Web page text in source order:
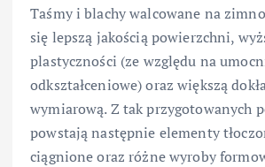
Taśmy i blachy walcowane na
się lepszą jakością powierzchni,
plastyczności (ze względu na
odkształceniowe) oraz większą
wymiarową. Z tak przygotowanych
powstają następnie elementy
ciągnione oraz różne wyroby